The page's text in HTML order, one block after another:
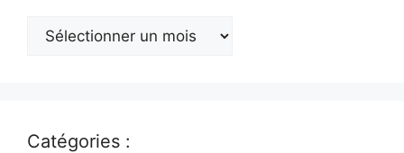
Archives
Catégories :